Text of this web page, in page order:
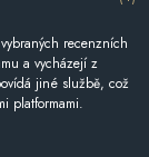
recenzních
a vycházejí z
jiné službě, což
platformami.